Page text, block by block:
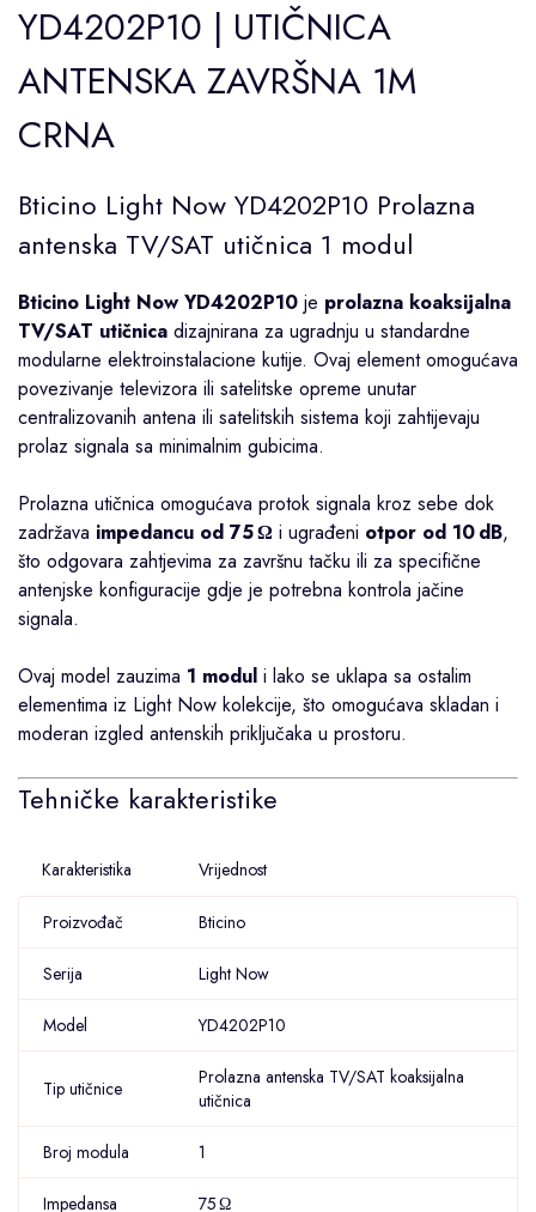
YD4202P10 | UTIČNICA
ANTENSKA ZAVRŠNA 1M
CRNA
Bticino Light Now YD4202P10 Prolazna
antenska TV/SAT utičnica 1 modul
Bticino Light Now YD4202P10 je prolazna koaksijalna
TV/SAT utičnica dizajnirana za ugradnju u standardne
modularne elektroinstalacione kutije. Ovaj element omogućava
povezivanje televizora ili satelitske opreme unutar
centralizovanih antena ili satelitskih sistema koji zahtijevaju
prolaz signala sa minimalnim gubicima.
Prolazna utičnica omogućava protok signala kroz sebe dok
zadržava impedancu od 75 Ω i ugrađeni otpor od 10 dB,
što odgovara zahtjevima za završnu tačku ili za specifične
antenjske konfiguracije gdje je potrebna kontrola jačine
signala.
Ovaj model zauzima 1 modul i lako se uklapa sa ostalim
elementima iz Light Now kolekcije, što omogućava skladan i
moderan izgled antenskih priključaka u prostoru.
Tehničke karakteristike
Karakteristika Vrijednost
Proizvođač Bticino
Serija Light Now
Model YD4202P10
Tip utičnice
Prolazna antenska TV/SAT koaksijalna
utičnica
Broj modula 1
Impedansa 75 Ω